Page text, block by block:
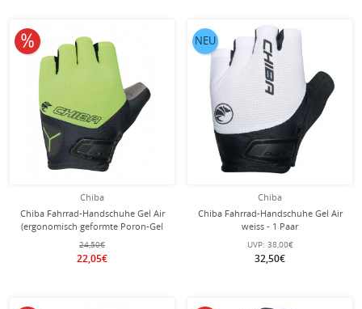
Chiba
Chiba Fahrrad-Handschuhe Gel Air
(ergonomisch geformte Poron-Gel
Polsterung) neongelb - 1 Paar
24,50€
22,05€
10% reduziert
Chiba
Chiba Fahrrad-Handschuhe Gel Air
weiss - 1 Paar
UVP: 38,00€
32,50€
NEU